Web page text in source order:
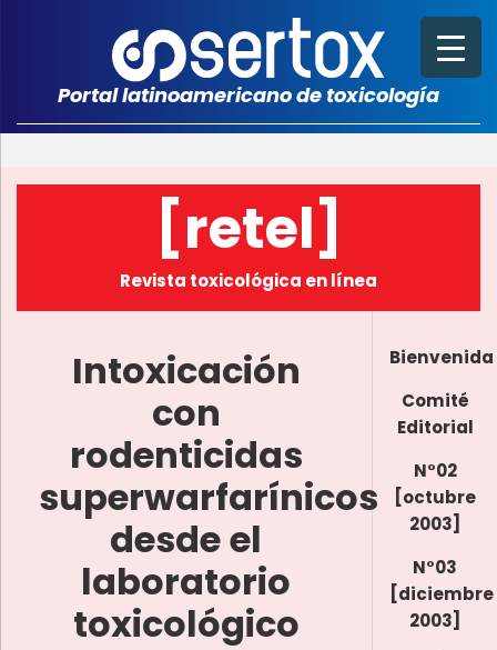
Portal latinoamericano de toxicología
[retel]
Revista toxicológica en línea
Intoxicación
con
rodenticidas
superwarfarínicos
desde el
laboratorio
toxicológico
Bienvenida
Comité
Editorial
N°02
[octubre
2003]
N°03
[diciembre
2003]